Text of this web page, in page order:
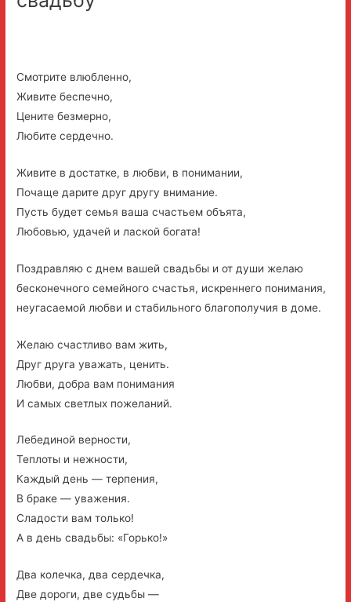
Смотрите влюбленно,
Живите беспечно,
Цените безмерно,
Любите сердечно.
Живите в достатке, в любви, в понимании,
Почаще дарите друг другу внимание.
Пусть будет семья ваша счастьем объята,
Любовью, удачей и лаской богата!
Поздравляю с днем вашей свадьбы и от души желаю
бесконечного семейного счастья, искреннего понимания,
неугасаемой любви и стабильного благополучия в доме.
Желаю счастливо вам жить,
Друг друга уважать, ценить.
Любви, добра вам понимания
И самых светлых пожеланий.
Лебединой верности,
Теплоты и нежности,
Каждый день — терпения,
В браке — уважения.
Сладости вам только!
А в день свадьбы: «Горько!»
Два колечка, два сердечка,
Две дороги, две судьбы —